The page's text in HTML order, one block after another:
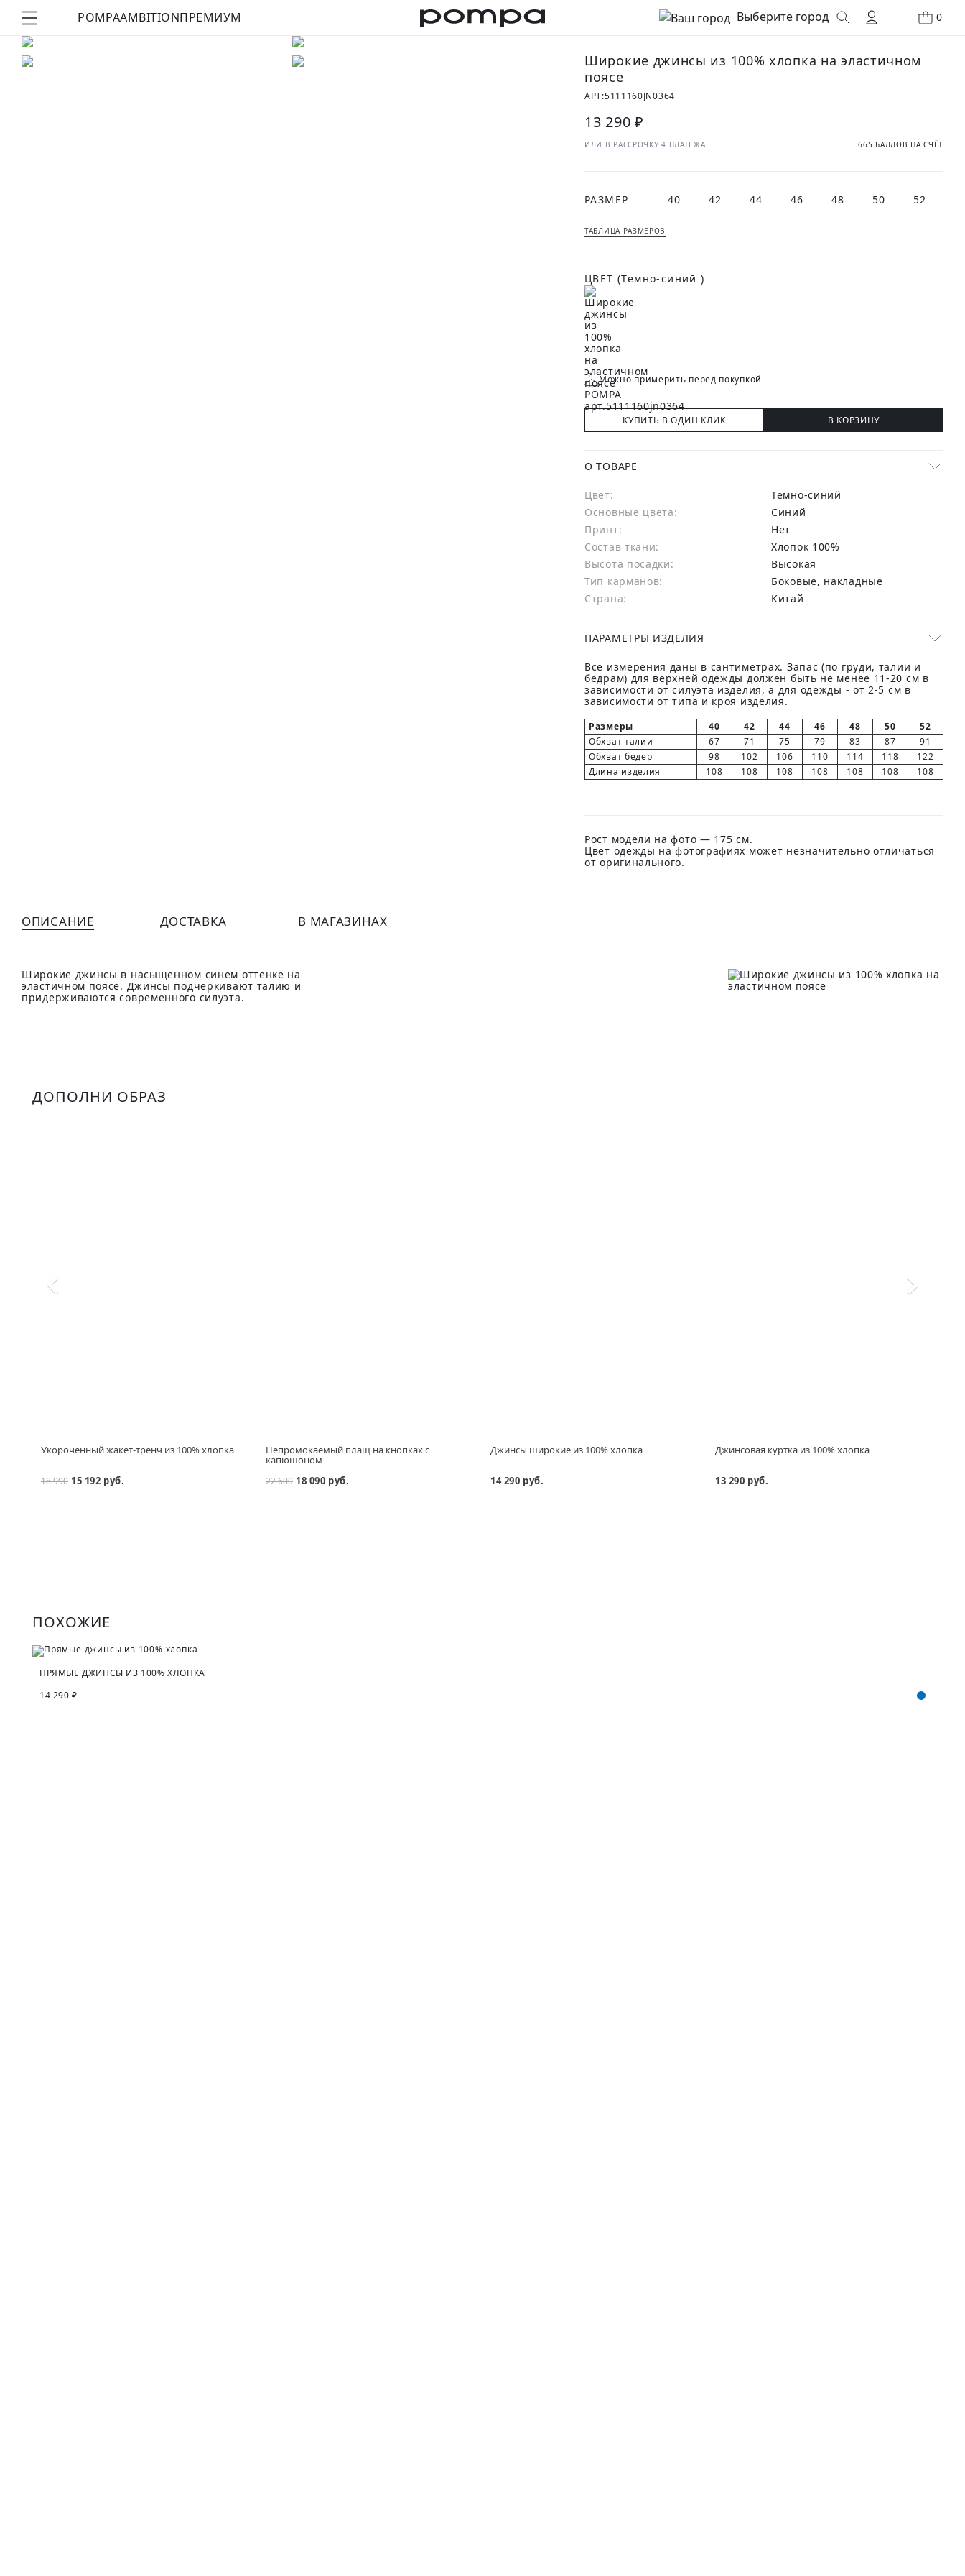
POMPAAMBITIONПРЕМИУМ Выберите город 0
КУПИТЬ ОБРАЗ
Широкие джинсы из 100% хлопка на эластичном
поясе
АРТ:5111160JN0364
13 290 ₽
ИЛИ В РАССРОЧКУ 4 ПЛАТЕЖА 665 БАЛЛОВ НА СЧЁТ
РАЗМЕР 40 42 44 46 48 50 52
ТАБЛИЦА РАЗМЕРОВ
ЦВЕТ (Темно-синий )
Можно примерить перед покупкой
КУПИТЬ В ОДИН КЛИК В КОРЗИНУ
О ТОВАРЕ
Цвет:
Темно-синий
Основные цвета:
синий
Принт:
Нет
Состав ткани:
хлопок 100%
Высота посадки:
Высокая
Тип карманов:
Боковые, накладные
Страна:
Китай
ПАРАМЕТРЫ ИЗДЕЛИЯ
Все измерения даны в сантиметрах. Запас (по груди, талии и
бедрам) для верхней одежды должен быть не менее 11-20 см в
зависимости от силуэта изделия, а для одежды - от 2-5 см в
зависимости от типа и кроя изделия.
Размеры 40 42 44 46 48 50
52
Обхват талии
67 71 75 79 83 87
91
Обхват бедер
98 102 106 110 114 118
122
Длина изделия
108 108 108 108 108 108 108
Рост модели на фото — 175 см.
Цвет одежды на фотографиях может незначительно отличаться
от оригинального.
ОПИСАНИЕ ДОСТАВКА В МАГАЗИНАХ
Широкие джинсы в насыщенном синем оттенке на
эластичном поясе. Джинсы подчеркивают талию и
придерживаются современного силуэта.
ДОПОЛНИ ОБРАЗ
Укороченный жакет-тренч из 100% хлопка
18 990 15 192 руб.
Непромокаемый плащ на кнопках с
капюшоном
22 600 18 090 руб.
Джинсы широкие из 100% хлопка
14 290 руб.
Джинсовая куртка из 100% хлопка
13 290 руб.
ПОХОЖИЕ
ПРЯМЫЕ ДЖИНСЫ ИЗ 100% ХЛОПКА
14 290 ₽